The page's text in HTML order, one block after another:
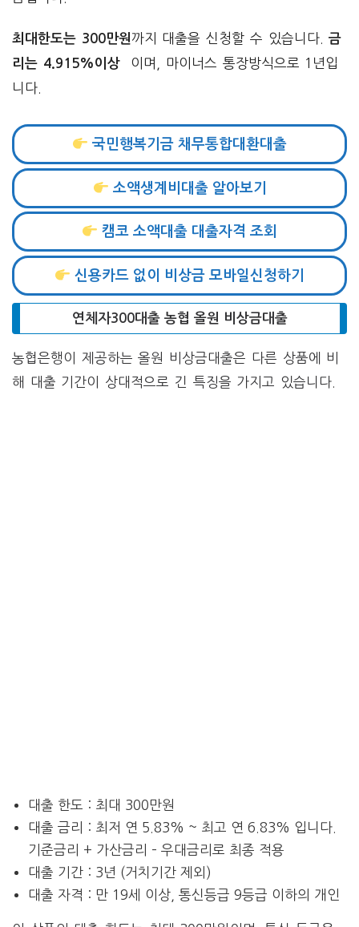
최대한도는 300만원까지 대출을 신청할 수 있습니다.금
리는 4.915%이상
이며, 마이너스 통장방식으로 1년입
니다.
국민행복기금 채무통합대환대출
소액생계비대출 알아보기
캠코 소액대출 대출자격 조회
신용카드 없이 비상금 모바일신청하기
연체자300대출 농협 올원 비상금대출
농협은행이 제공하는 올원 비상금대출은 다른 상품에 비
해 대출 기간이 상대적으로 긴 특징을 가지고 있습니다.
대출 한도 : 최대 300만원
대출 금리 : 최저 연 5.83% ~ 최고 연 6.83% 입니다.
기준금리 + 가산금리 – 우대금리로 최종 적용
대출 기간 : 3년 (거치기간 제외)
대출 자격 : 만 19세 이상, 통신등급 9등급 이하의 개인